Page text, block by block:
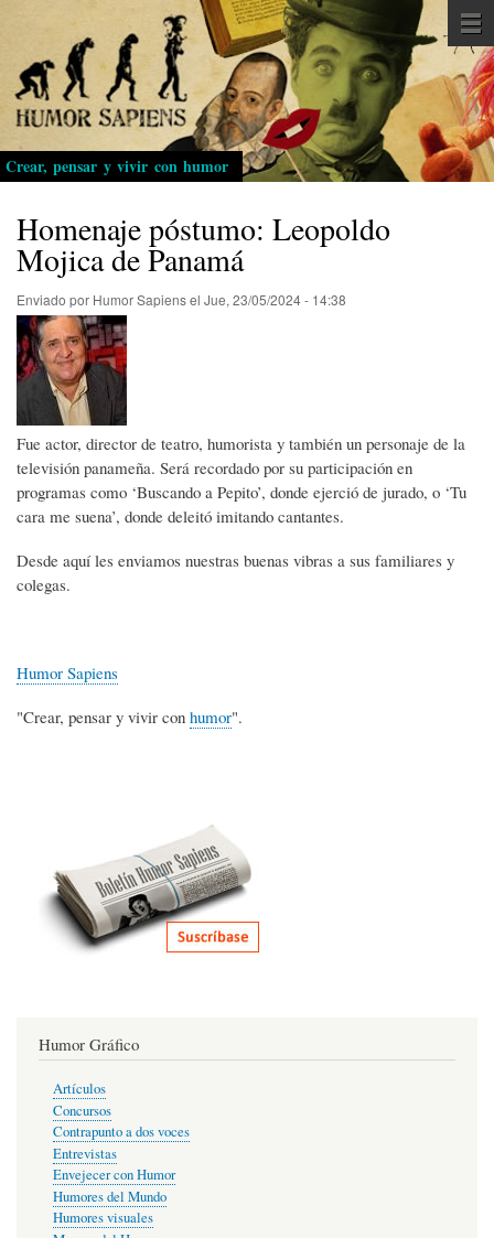
Pasar
al
contenido
principal
Crear, pensar y vivir con humor
Homenaje póstumo: Leopoldo
Mojica de Panamá
Enviado por Humor Sapiensel Jue, 23/05/2024 - 14:38
Fue actor, director de teatro, humorista y también un personaje de la
televisión panameña. Será recordado por su participación en
programas como ‘Buscando a Pepito’, donde ejerció de jurado, o ‘Tu
cara me suena’, donde deleitó imitando cantantes.
Desde aquí les enviamos nuestras buenas vibras a sus familiares y
colegas.
Humor Sapiens
"Crear, pensar y vivir con humor".
Humor Gráfico
Artículos
Concursos
Contrapunto a dos voces
Entrevistas
Envejecer con Humor
Humores del Mundo
Humores visuales